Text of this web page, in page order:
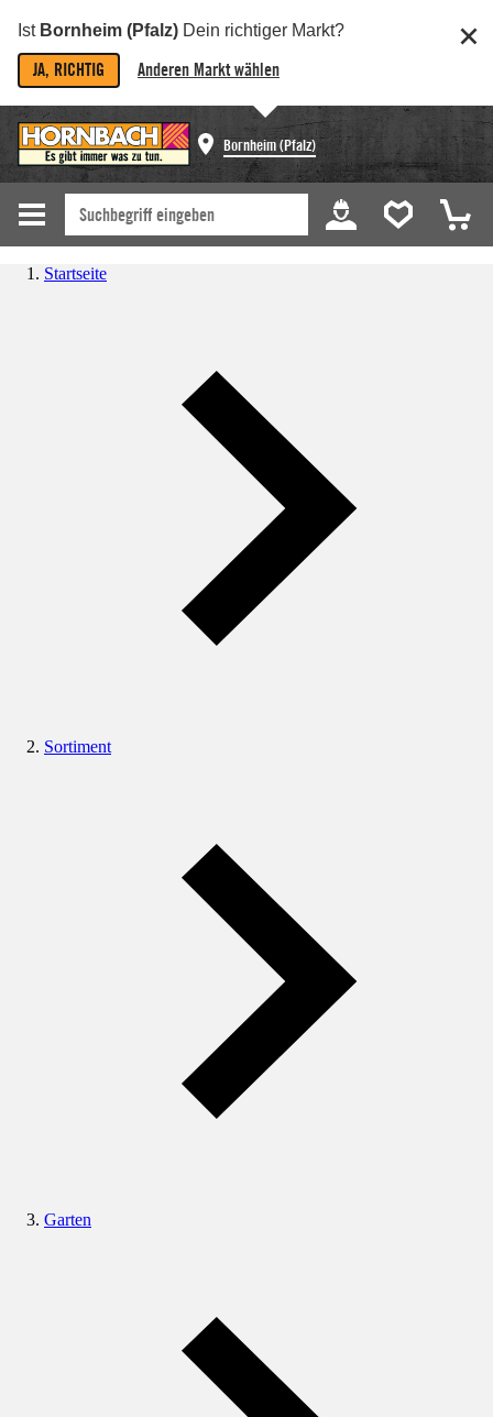
Ist Bornheim (Pfalz) Dein richtiger Markt?
JA, RICHTIG Anderen Markt wählen
Bornheim (Pfalz)
Startseite
Sortiment
Garten